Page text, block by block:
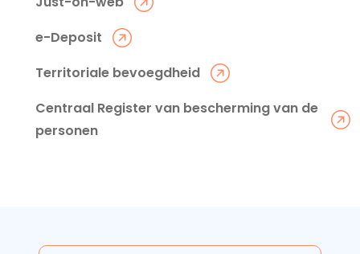
e-Deposit
Territoriale bevoegdheid
Centraal Register van bescherming van de
personen